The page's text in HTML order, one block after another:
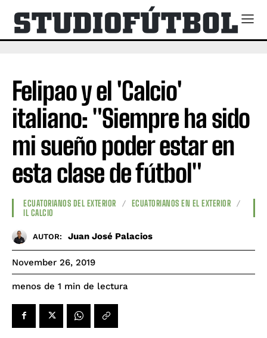
Felipao y el 'Calcio'
italiano: "​​Siempre ha sido
mi sueño poder estar en
esta clase de fútbol"
ECUATORIANOS DEL EXTERIOR
ECUATORIANOS EN EL EXTERIOR
IL CALCIO
AUTOR: Juan José Palacios
November 26, 2019
menos de 1 min de lectura